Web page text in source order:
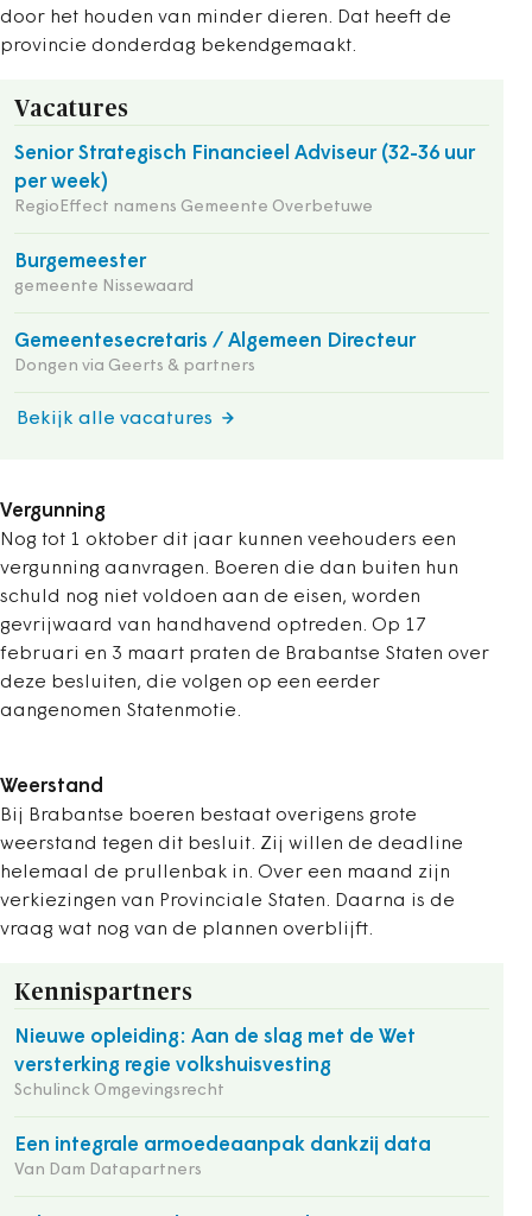
door het houden van minder dieren. Dat heeft de
provincie donderdag bekendgemaakt.
Vacatures
Senior Strategisch Financieel Adviseur (32-36 uur
per week)
RegioEffect namens Gemeente Overbetuwe
Burgemeester
gemeente Nissewaard
Gemeentesecretaris / Algemeen Directeur
Dongen via Geerts & partners
Bekijk alle vacatures
Vergunning
Nog tot 1 oktober dit jaar kunnen veehouders een
vergunning aanvragen. Boeren die dan buiten hun
schuld nog niet voldoen aan de eisen, worden
gevrijwaard van handhavend optreden. Op 17
februari en 3 maart praten de Brabantse Staten over
deze besluiten, die volgen op een eerder
aangenomen Statenmotie.
Weerstand
Bij Brabantse boeren bestaat overigens grote
weerstand tegen dit besluit. Zij willen de deadline
helemaal de prullenbak in. Over een maand zijn
verkiezingen van Provinciale Staten. Daarna is de
vraag wat nog van de plannen overblijft.
Kennispartners
Nieuwe opleiding: Aan de slag met de Wet
versterking regie volkshuisvesting
Schulinck Omgevingsrecht
Een integrale armoedeaanpak dankzij data
Van Dam Datapartners